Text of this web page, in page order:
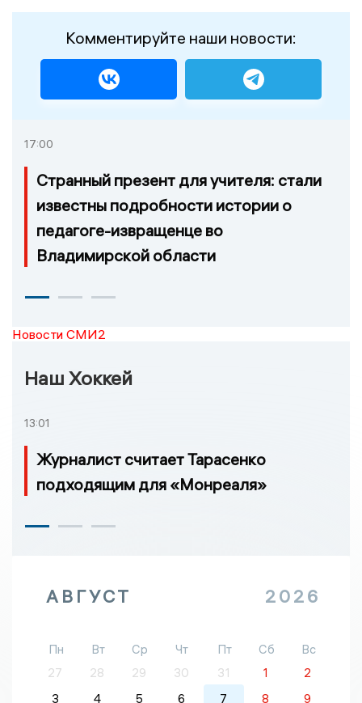
Комментируйте наши новости:
17:00
Странный презент для учителя: стали
известны подробности истории о
педагоге-извращенце во
Владимирской области
Новости СМИ2
Наш Хоккей
13:01
Журналист считает Тарасенко
подходящим для «Монреаля»
АВГУСТ 2026
Пн Вт Ср Чт Пт Сб
Вс
27
28 29 30 31 1
2
3
4 5 6 7 8 9